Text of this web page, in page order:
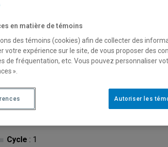
urbain
Description
Cycle : 1
en matière de témoins
des témoins (cookies) afin de collecter des
votre expérience sur le site, de vous proposer des
de fréquentation, etc. Vous pouvez personnaliser
».
Autoriser les